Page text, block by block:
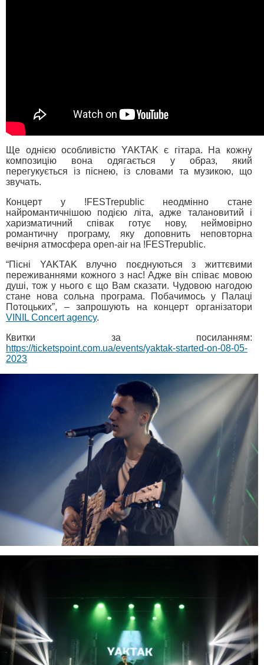
Ще однією особливістю YAKTAK є гітара. На кожну
композицію вона одягається у образ, який
перегукується із піснею, із словами та музикою, що
звучать.
Концерт у !FESTrepublic неодмінно стане
найромантичнішою подією літа, адже талановитий і
харизматичний співак готує нову, неймовірно
романтичну програму, яку доповнить неповторна
вечірня атмосфера open-air на !FESTrepublic.
“Пісні YAKTAK влучно поєднуються з життєвими
переживаннями кожного з нас! Адже він співає мовою
душі, тож у нього є що Вам сказати. Чудовою нагодою
стане нова сольна програма. Побачимось у Палаці
Потоцьких”, – запрошують на концерт організатори
VINIL Concert agency.
Квитки за посиланням:
https://ticketspoint.com.ua/events/yaktak-started-on-08-05-
2023